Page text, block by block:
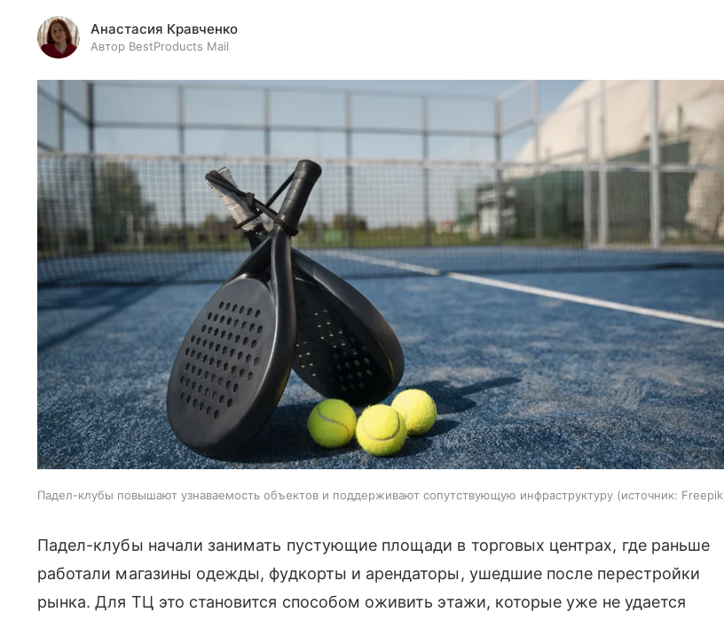
Анастасия Кравченко
Автор BestProducts Mail
Падел-клубы повышают узнаваемость объектов и поддерживают сопутствующую инфраструктуру источник: Freepik
Падел-клубы начали занимать пустующие площади в торговых центрах, где раньше
работали магазины одежды, фудкорты и арендаторы, ушедшие после перестройки
рынка. Для ТЦ это становится способом оживить этажи, которые уже не удается